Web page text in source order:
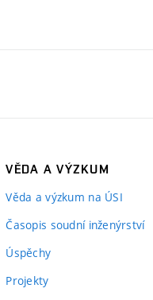
VĚDA A VÝZKUM
Věda a výzkum na ÚSI
Časopis soudní inženýrství
Úspěchy
Projekty